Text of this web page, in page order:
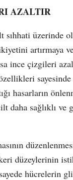
AZALTIR
üzerinde
artırmaya
ince çizgileri
hasarların
daha sağlıklı ve
düzeylerinin
hücrelerin